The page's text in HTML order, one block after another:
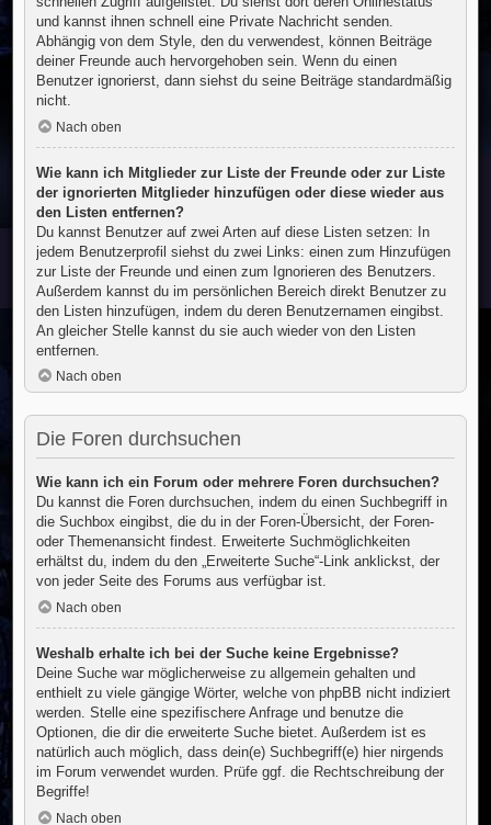
und kannst ihnen schnell eine Private Nachricht senden.
Abhängig von dem Style, den du verwendest, können Beiträge
deiner Freunde auch hervorgehoben sein. Wenn du einen
Benutzer ignorierst, dann siehst du seine Beiträge standardmäßig
nicht.
Nach oben
Wie kann ich Mitglieder zur Liste der Freunde oder zur Liste
der ignorierten Mitglieder hinzufügen oder diese wieder aus
den Listen entfernen?
Du kannst Benutzer auf zwei Arten auf diese Listen setzen: In
jedem Benutzerprofil siehst du zwei Links: einen zum Hinzufügen
zur Liste der Freunde und einen zum Ignorieren des Benutzers.
Außerdem kannst du im persönlichen Bereich direkt Benutzer zu
den Listen hinzufügen, indem du deren Benutzernamen eingibst.
An gleicher Stelle kannst du sie auch wieder von den Listen
entfernen.
Nach oben
Die Foren durchsuchen
Wie kann ich ein Forum oder mehrere Foren durchsuchen?
Du kannst die Foren durchsuchen, indem du einen Suchbegriff in
die Suchbox eingibst, die du in der Foren-Übersicht, der Foren-
oder Themenansicht findest. Erweiterte Suchmöglichkeiten
erhältst du, indem du den „Erweiterte Suche“-Link anklickst, der
von jeder Seite des Forums aus verfügbar ist.
Nach oben
Weshalb erhalte ich bei der Suche keine Ergebnisse?
Deine Suche war möglicherweise zu allgemein gehalten und
enthielt zu viele gängige Wörter, welche von phpBB nicht indiziert
werden. Stelle eine spezifischere Anfrage und benutze die
Optionen, die dir die erweiterte Suche bietet. Außerdem ist es
natürlich auch möglich, dass dein(e) Suchbegriff(e) hier nirgends
im Forum verwendet wurden. Prüfe ggf. die Rechtschreibung der
Begriffe!
Nach oben